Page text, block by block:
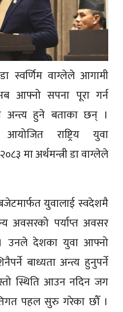
डा स्वर्णिम वाग्लेले आगामी
आफ्नो सपना पूरा गर्न
अन्त्य हुने बताका छन् ।
राष्ट्रिय युवा
मा अर्थमन्त्री डा वाग्लेले
युवालाई स्वदेशमै
अवसरको पर्याप्त अवसर
उनले देशका युवा आफ्नो
बाध्यता अन्त्य हुनुपर्ने
स्थिति आउन नदिन जग
पहल सुरु गरेका छौँ ।